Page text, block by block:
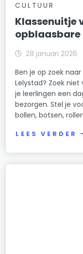
CULTUUR
Klassenuitje
opblaasbare
28 januari 2026
Ben je op zoek
Lelystad? Zoek
je leerlingen een
bezorgen. Stel je
bollen, botsen,
LEES VERDER